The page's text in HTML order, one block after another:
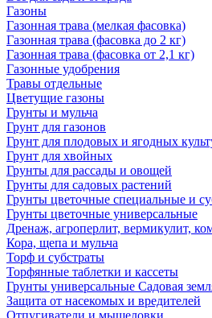
Газоны
Газонная трава (мелкая фасовка)
Газонная трава (фасовка до 2 кг)
Газонная трава (фасовка от 2,1 кг)
Газонные удобрения
Травы отдельные
Цветущие газоны
Грунты и мульча
Грунт для газонов
Грунт для плодовых и ягодных
Грунт для хвойных
Грунты для рассады и овощей
Грунты для садовых растений
Грунты цветочные специальные и
Грунты цветочные универсальные
Дренаж, агроперлит, вермикулит,
Кора, щепа и мульча
Торф и субстраты
Торфянные таблетки и кассеты
Грунты универсальные Садовая
Защита от насекомых и вредителей
Отпугиватели и мышеловки